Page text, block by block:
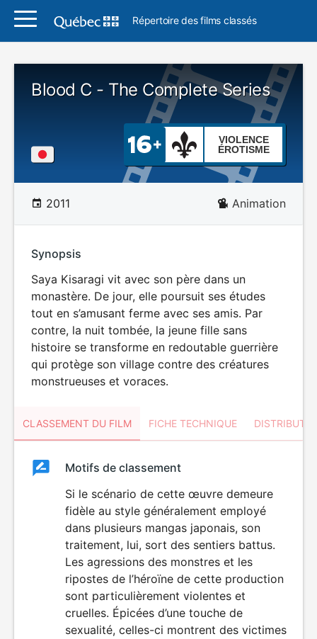
Répertoire des films classés
Blood C - The Complete Series
VIOLENCE
ÉROTISME
2011 Animation
Synopsis
Saya Kisaragi vit avec son père dans un
monastère. De jour, elle poursuit ses études
tout en s’amusant ferme avec ses amis. Par
contre, la nuit tombée, la jeune fille sans
histoire se transforme en redoutable guerrière
qui protège son village contre des créatures
monstrueuses et voraces.
CLASSEMENT DU FILM FICHE TECHNIQUE
ClassementClassement
VIOLENCE
ÉROTISME
Motifs de classement
Si le scénario de cette œuvre demeure
fidèle au style généralement employé
dans plusieurs mangas japonais, son
traitement, lui, sort des sentiers battus.
Les agressions des monstres et les
ripostes de l’héroïne de cette production
sont particulièrement violentes et
cruelles. Épicées d’une touche de
sexualité, celles-ci montrent des victimes